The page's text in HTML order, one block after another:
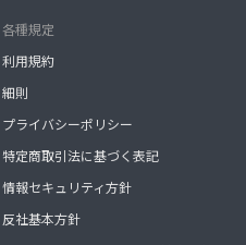
各種規定
利用規約
細則
プライバシーポリシー
特定商取引法に基づく表記
情報セキュリティ方針
反社基本方針